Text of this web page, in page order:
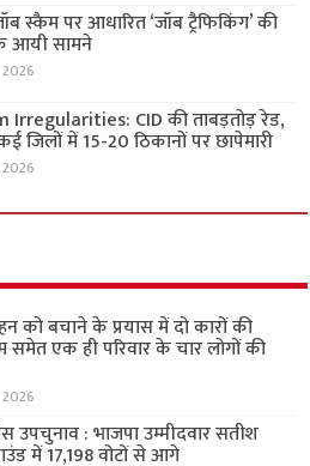
स्कैम पर आधारित ‘जॉब ट्रैफिकिंग’ की
आयी सामने
Irregularities: CID की ताबड़तोड़ रेड,
जिलों में 15-20 ठिकानों पर छापेमारी
को बचाने के प्रयास में दो कारों की
समेत एक ही परिवार के चार लोगों की
उपचुनाव : भाजपा उम्मीदवार सतीश
में 17,198 वोटों से आगे